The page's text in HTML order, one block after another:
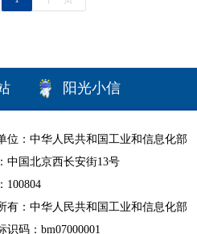
阳光小信
位：中华人民共和国工业和信息化部
中国北京西长安街13号
100804
有：中华人民共和国工业和信息化部
识码：bm07000001